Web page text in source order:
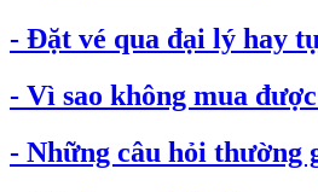
- Đặt vé qua đại lý hay
- Vì sao không mua
- Những câu hỏi thường